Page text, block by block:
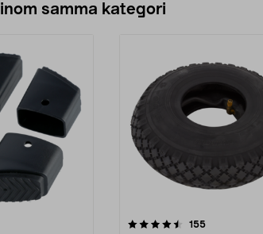
samma kategori
stjärnor 155recensioner
4.0 av 5 stjärnor